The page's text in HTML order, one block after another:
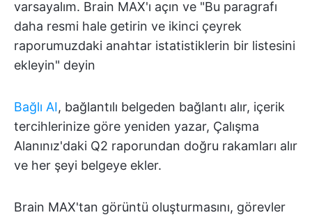
varsayalım. Brain MAX'ı açın ve "Bu paragrafı
daha resmi hale getirin ve ikinci çeyrek
raporumuzdaki anahtar istatistiklerin bir listesini
ekleyin" deyin
Bağlı AI, bağlantılı belgeden bağlantı alır, içerik
tercihlerinize göre yeniden yazar, Çalışma
Alanınız'daki Q2 raporundan doğru rakamları alır
ve her şeyi belgeye ekler.
Brain MAX'tan görüntü oluşturmasını, görevler